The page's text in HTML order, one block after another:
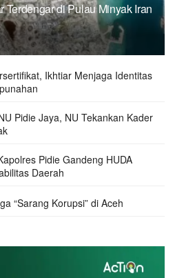
Terdengar di Pulau Minyak Iran
Ikhtiar Menjaga Identitas
Pidie Jaya, NU Tekankan Kader
Pidie Gandeng HUDA
Daerah
“Sarang Korupsi” di Aceh